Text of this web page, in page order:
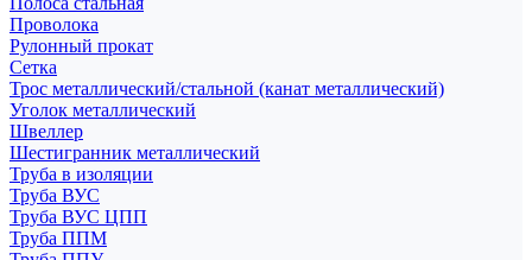
Проволока
Рулонный прокат
Сетка
Трос металлический/стальной (канат металлический)
Уголок металлический
Швеллер
Шестигранник металлический
Труба в изоляции
Труба ВУС
Труба ВУС ЦПП
Труба ППМ